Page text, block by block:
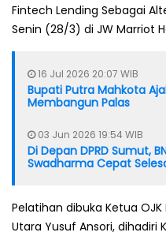
Fintech Lending Sebagai
Senin (28/3) di JW Marriot
16 Jul 2026 20:07 WIB
Bupati Putra Mahkota
Membangun Palas
03 Jun 2026 19:54 WIB
Di Depan DPRD Sumut,
Swadharma Cepat
Pelatihan dibuka Ketua
Utara Yusuf Ansori, dihadiri